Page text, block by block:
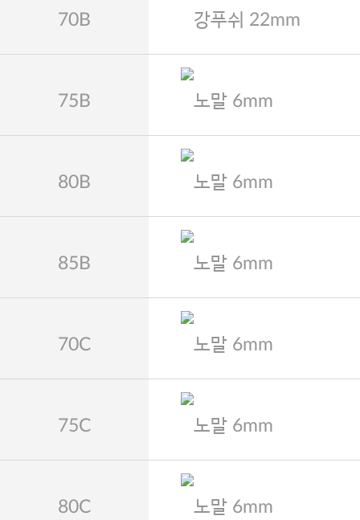
70B 강푸쉬 22mm
75B 노말 6mm
80B 노말 6mm
85B 노말 6mm
70C 노말 6mm
75C 노말 6mm
80C 노말 6mm